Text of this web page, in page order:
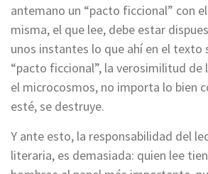
antemano un “pacto ficcional” con
misma, el que lee, debe estar
unos instantes lo que ahí en el texto
“pacto ficcional”, la verosimilitud de
el microcosmos, no importa lo bien
esté, se destruye.
Y ante esto, la responsabilidad del
literaria, es demasiada: quien lee